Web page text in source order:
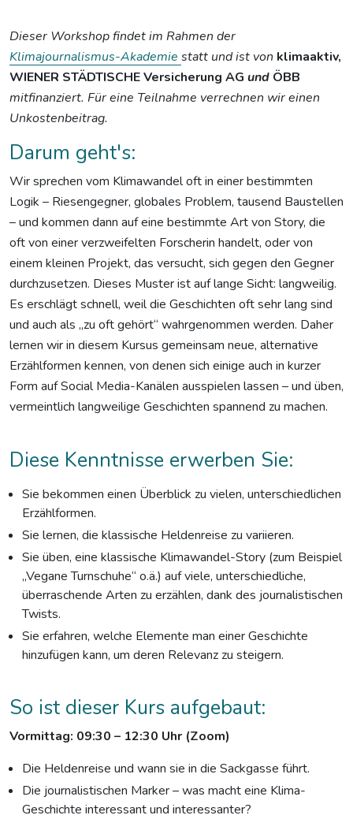
Dieser Workshop findet im Rahmen der
Klimajournalismus-Akademie statt und ist von klimaaktiv,
WIENER STÄDTISCHE Versicherung AG und ÖBB
mitfinanziert. Für eine Teilnahme verrechnen wir einen
Unkostenbeitrag.
Darum geht's:
Wir sprechen vom Klimawandel oft in einer bestimmten
Logik – Riesengegner, globales Problem, tausend Baustellen
– und kommen dann auf eine bestimmte Art von Story, die
oft von einer verzweifelten Forscherin handelt, oder von
einem kleinen Projekt, das versucht, sich gegen den Gegner
durchzusetzen. Dieses Muster ist auf lange Sicht: langweilig.
Es erschlägt schnell, weil die Geschichten oft sehr lang sind
und auch als „zu oft gehört“ wahrgenommen werden. Daher
lernen wir in diesem Kursus gemeinsam neue, alternative
Erzählformen kennen, von denen sich einige auch in kurzer
Form auf Social Media-Kanälen ausspielen lassen – und üben,
vermeintlich langweilige Geschichten spannend zu machen.
Diese Kenntnisse erwerben Sie:
Sie bekommen einen Überblick zu vielen, unterschiedlichen
Erzählformen.
Sie lernen, die klassische Heldenreise zu variieren.
Sie üben, eine klassische Klimawandel-Story (zum Beispiel
„Vegane Turnschuhe“ o.ä.) auf viele, unterschiedliche,
überraschende Arten zu erzählen, dank des journalistischen
Twists.
Sie erfahren, welche Elemente man einer Geschichte
hinzufügen kann, um deren Relevanz zu steigern.
So ist dieser Kurs aufgebaut:
Vormittag: 09:30 – 12:30 Uhr (Zoom)
Die Heldenreise und wann sie in die Sackgasse führt.
Die journalistischen Marker – was macht eine Klima-
Geschichte interessant und interessanter?